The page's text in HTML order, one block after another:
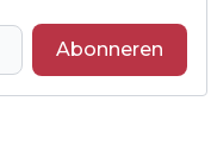
Abonneren